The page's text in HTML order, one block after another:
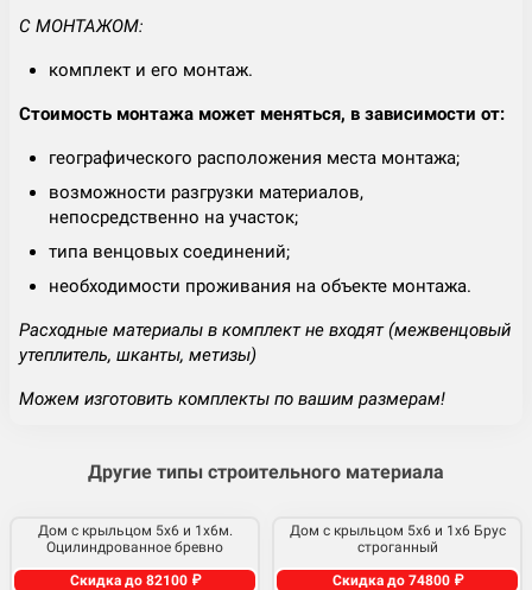
С МОНТАЖОМ:
комплект и его монтаж.
Стоимость монтажа может меняться, в зависимости от:
географического расположения места монтажа;
возможности разгрузки материалов,
непосредственно на участок;
типа венцовых соединений;
необходимости проживания на объекте монтажа.
Расходные материалы в комплект не входят (межвенцовый
утеплитель, шканты, метизы)
Можем изготовить комплекты по вашим размерам!
Другие типы строительного материала
Дом с крыльцом 5х6 и 1х6м.
Оцилиндрованное бревно
Скидка до 82100 ₽
Дом с крыльцом 5х6 и 1х6 Брус
строганный
Скидка до 74800 ₽